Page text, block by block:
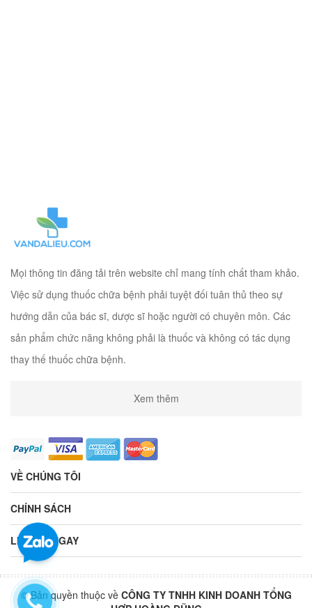
Mọi thông tin đăng tải trên website chỉ mang tính chất tham khảo.
Việc sử dụng thuốc chữa bệnh phải tuyệt đối tuân thủ theo sự
hướng dẫn của bác sĩ, dược sĩ hoặc người có chuyên môn. Các
sản phẩm chức năng không phải là thuốc và không có tác dụng
thay thế thuốc chữa bệnh.
Xem thêm
VỀ CHÚNG TÔI
CHÍNH SÁCH
LIÊN HỆ NGAY
© Bản quyền thuộc về CÔNG TY TNHH KINH DOANH TỔNG